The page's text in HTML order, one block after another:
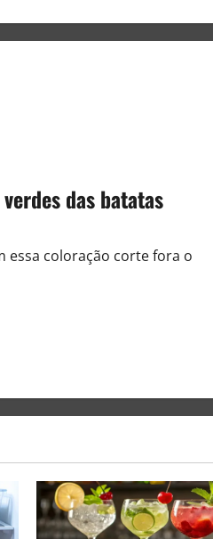
das batatas
essa coloração corte fora o